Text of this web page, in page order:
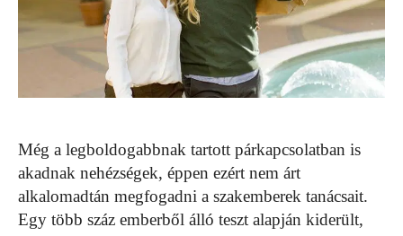
Még a legboldogabbnak tartott párkapcsolatban is
akadnak nehézségek, éppen ezért nem árt
alkalomadtán megfogadni a szakemberek tanácsait.
Egy több száz emberből álló teszt alapján kiderült,